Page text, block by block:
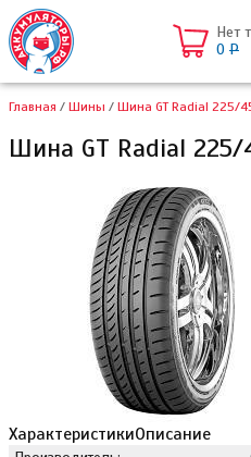
Нет
0 Р
Главная / Шины / Шина GT Radial 225/
Шина GT Radial 225/
ХарактеристикиОписание